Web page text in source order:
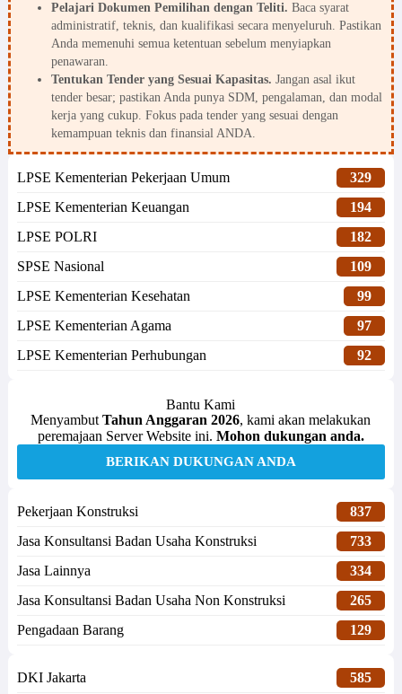
Pelajari Dokumen Pemilihan dengan Teliti. Baca syarat
administratif, teknis, dan kualifikasi secara menyeluruh. Pastikan
Anda memenuhi semua ketentuan sebelum menyiapkan
penawaran.
Tentukan Tender yang Sesuai Kapasitas. Jangan asal ikut
tender besar; pastikan Anda punya SDM, pengalaman, dan modal
kerja yang cukup. Fokus pada tender yang sesuai dengan
kemampuan teknis dan finansial ANDA.
LPSE Kementerian Pekerjaan Umum
329
LPSE Kementerian Keuangan
194
LPSE POLRI
182
SPSE Nasional
109
LPSE Kementerian Kesehatan
99
LPSE Kementerian Agama
97
LPSE Kementerian Perhubungan
92
Bantu Kami
MenyambutTahun Anggaran 2026, kami akan melakukan
peremajaan Server Website ini. Mohon dukungan anda.
BERIKAN DUKUNGAN ANDA
Pekerjaan Konstruksi
837
Jasa Konsultansi Badan Usaha Konstruksi
733
Jasa Lainnya
334
Jasa Konsultansi Badan Usaha Non Konstruksi
265
Pengadaan Barang
129
DKI Jakarta
585